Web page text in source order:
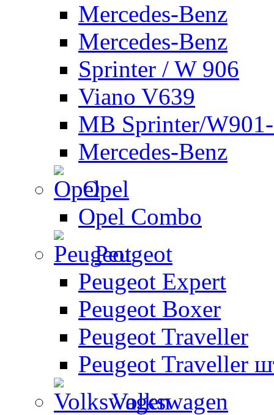
Mercedes-Benz
Mercedes-Benz
Sprinter / W 906
Viano V639
MB Sprinter/
Mercedes-Benz
Opel
Opel Combo
Peugeot
Peugeot Expert
Peugeot Boxer
Peugeot Traveller
Peugeot Traveller
Volkswagen